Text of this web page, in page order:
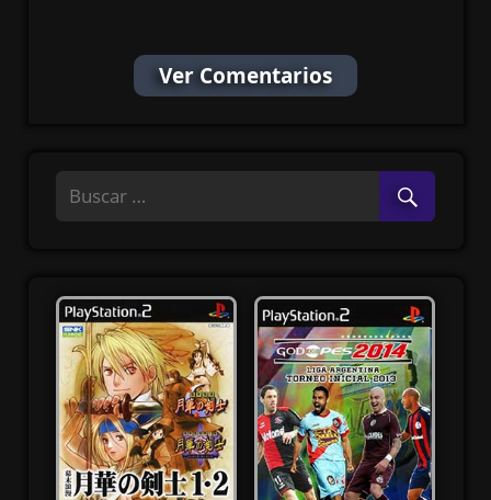
Ver Comentarios